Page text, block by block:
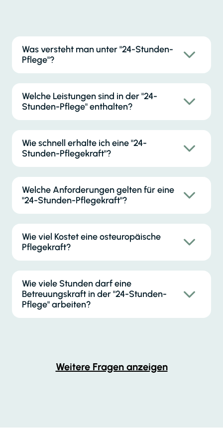
Was versteht man unter "24-Stunden-
Pflege"?
Welche Leistungen sind in der "24-
Stunden-Pflege" enthalten?
Wie schnell erhalte ich eine "24-
Stunden-Pflegekraft"?
Welche Anforderungen gelten für eine
"24-Stunden-Pflegekraft"?
Wie viel Kostet eine osteuropäische
Pflegekraft?
Wie viele Stunden darf eine
Betreuungskraft in der "24-Stunden-
Pflege" arbeiten?
Weitere Fragen anzeigen